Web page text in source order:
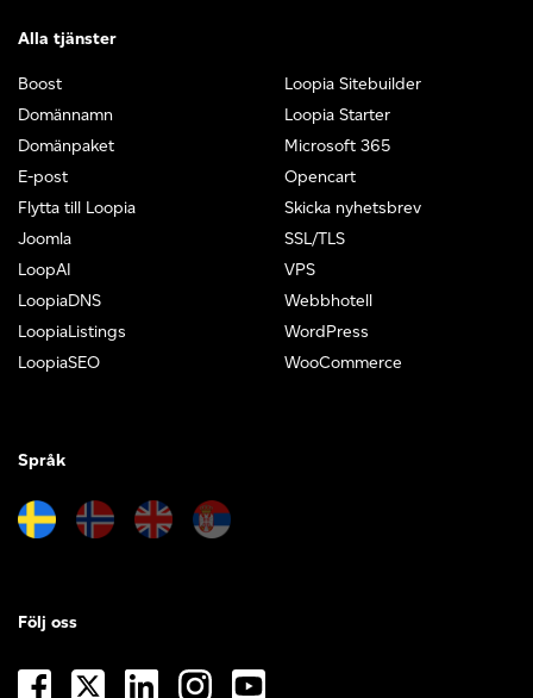
Alla tjänster
Boost
Domännamn
Domänpaket
E-post
Flytta till Loopia
Joomla
LoopAI
LoopiaDNS
LoopiaListings
LoopiaSEO
Loopia Sitebuilder
Loopia Starter
Microsoft 365
Opencart
Skicka nyhetsbrev
SSL/TLS
VPS
Webbhotell
WordPress
WooCommerce
Språk
Följ oss